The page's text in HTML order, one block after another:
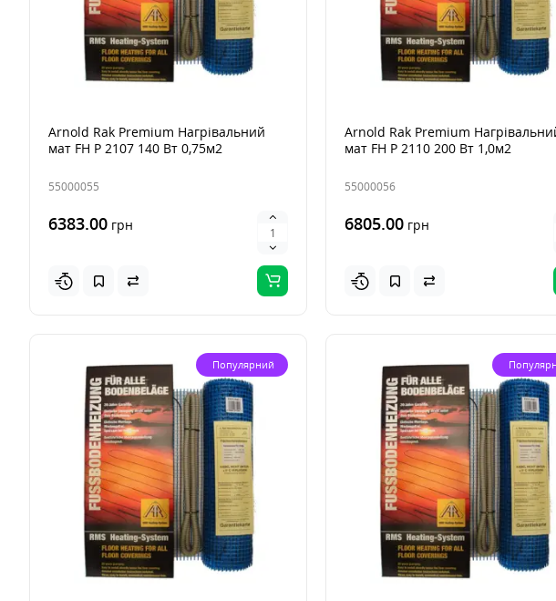
Arnold Rak Premium Нагрівальний
мат FH Р 2107 140 Вт 0,75м2
55000055
6383.00 грн
Arnold Rak Premium
мат FH Р 2110 200 Вт 1,0м2
55000056
6805.00 грн
Популярний